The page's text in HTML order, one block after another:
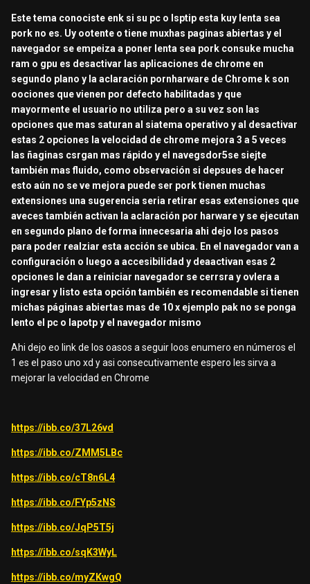
Este tema conociste enk si su pc o lsptip esta kuy lenta sea
pork no es. Uy ootente o tiene muxhas paginas abiertas y el
navegador se empeiza a poner lenta sea pork consuke mucha
ram o gpu es desactivar las aplicaciones de chrome en
segundo plano y la aclaración pornharware de Chrome k son
oociones que vienen por defecto habilitadas y que
mayormente el usuario no utiliza pero a su vez son las
opciones que mas saturan al siatema operativo y al desactivar
estas 2 opciones la velocidad de chrome mejora 3 a 5 veces
las ñaginas csrgan mas rápido y el navegsdor5se siejte
también mas fluido, como observación si depsues de hacer
esto aún no se ve mejora puede ser pork tienen muchas
extensiones una sugerencia seria retirar esas extensiones que
aveces también activan la aclaración por harware y se ejecutan
en segundo plano de forma innecesaria ahi dejo los pasos
para poder realziar esta acción se ubica. En el navegador van a
configuración o luego a accesibilidad y deaactivan esas 2
opciones le dan a reiniciar navegador se cerrsra y ovlera a
ingresar y listo esta opción también es recomendable si tienen
michas páginas abiertas mas de 10 x ejemplo pak no se ponga
lento el pc o lapotp y el navegador mismo
Ahi dejo eo link de los oasos a seguir loos enumero en números el
1 es el paso uno xd y asi consecutivamente espero les sirva a
mejorar la velocidad en Chrome
https://ibb.co/37L26vd
https://ibb.co/ZMM5LBc
https://ibb.co/cT8n6L4
https://ibb.co/FYp5zNS
https://ibb.co/JqP5T5j
https://ibb.co/sqK3WyL
https://ibb.co/myZKwgQ